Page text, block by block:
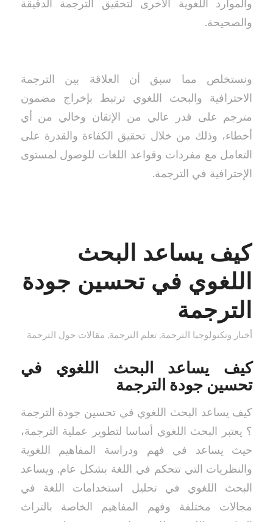
والموارد اللغوية الأخرى لتحقيق الترجمة الدقيقة
والصحيحة.
ونستخلص مما سبق أن العلاقة بين الترجمة
الاحترافية والبحث اللغوي ترتبط بإخراج مضمون
مترجم على قدر عالي من الإتقان وخالي من أي
أخطاء، وذلك من خلال تحقيق الكفاءة والقدرة على
التعامل مع مفردات وقواعد اللغات للوصول لمستوى
الإحترافية في الترجمة.
كيف يساعد البحث
اللغوي في تحسين جودة
الترجمة
أخبار وتكنولوجيا الترجمة, تعلم الترجمة, مقالات حول الترجمة
كيف يساعد البحث اللغوي في
تحسين جودة الترجمة
كيف يساعد البحث اللغوي في تحسين جودة الترجمة
؟ يعتبر البحث اللغوي أساسا لتطوير عملية الترجمة،
حيث يساعد في فهم ودراسة المفاهيم اللغوية
والنظريات التي تتحكم في اللغة بشكل عام. ويساعد
البحث اللغوي في تحليل استخدامات اللغة في
مجالات مختلفة وفهم المفاهيم الخاصة بالتراث